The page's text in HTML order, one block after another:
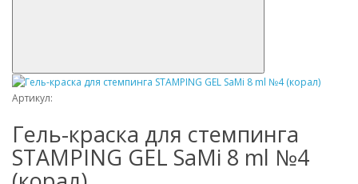
Артикул:
Гель-краска для стемпинга
STAMPING GEL SaMi 8 ml №4